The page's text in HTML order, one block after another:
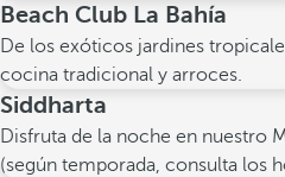
Beach Club La Bahía
De los exóticos jardines
cocina tradicional y arroces.
Siddharta
Disfruta de la noche en nuestro
(según temporada, consulta los